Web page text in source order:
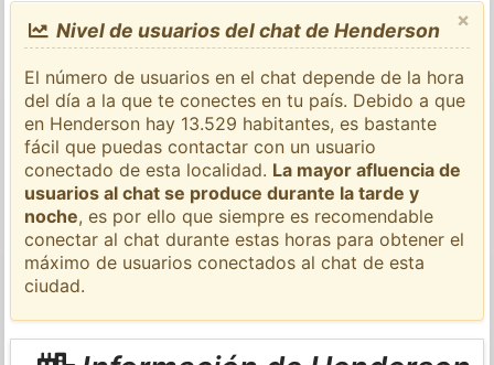
×
Nivel de usuarios del chat de Henderson
El número de usuarios en el chat depende de la hora
del día a la que te conectes en tu país. Debido a que
en Henderson hay 13.529 habitantes, es bastante
fácil que puedas contactar con un usuario
conectado de esta localidad. La mayor afluencia de
usuarios al chat se produce durante la tarde y
noche, es por ello que siempre es recomendable
conectar al chat durante estas horas para obtener el
máximo de usuarios conectados al chat de esta
ciudad.